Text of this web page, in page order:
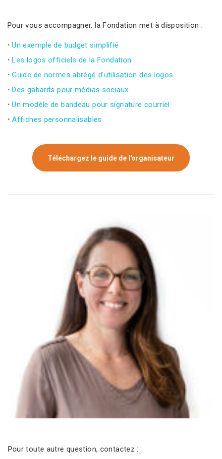
Pour vous accompagner, la Fondation met à disposition :
•Un exemple de budget simplifié
•Les logos officiels de la Fondation
•Guide de normes abrégé d’utilisation des logos
•Des gabarits pour médias sociaux
•Un modèle de bandeau pour signature courriel
•Affiches personnalisables
Téléchargez le guide de l'organisateur
Pour toute autre question, contactez :